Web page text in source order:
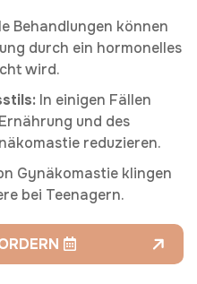
Behandlungen können
durch ein hormonelles
wird.
In einigen Fällen
und des
reduzieren.
Gynäkomastie klingen
bei Teenagern.